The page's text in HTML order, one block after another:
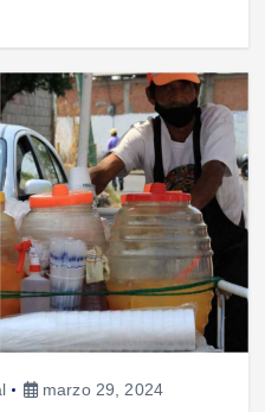
marzo 29, 2024